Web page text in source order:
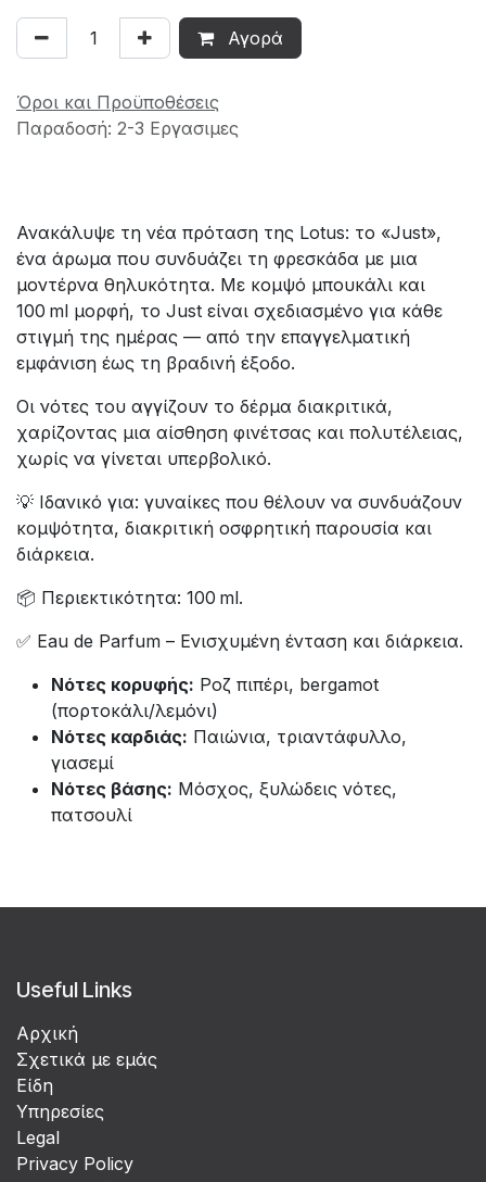
Αγορά
Όροι και Προϋποθέσεις
Παραδοσή: 2-3 Εργασιμες
Ανακάλυψε τη νέα πρόταση της Lotus­: το «Just»,
ένα άρωμα που συνδυάζει τη φρεσκάδα με μια
μοντέρνα θηλυκότητα. Με κομψό μπουκάλι και
100 ml μορφή, το Just είναι σχεδιασμένο για κάθε
στιγμή της ημέρας — από την επαγγελματική
εμφάνιση έως τη βραδινή έξοδο.
Οι νότες του αγγίζουν το δέρμα διακριτικά,
χαρίζοντας μια αίσθηση φινέτσας και πολυτέλειας,
χωρίς να γίνεται υπερβολικό.
💡 Ιδανικό για: γυναίκες που θέλουν να συνδυάζουν
κομψότητα, διακριτική οσφρητική παρουσία και
διάρκεια.
📦 Περιεκτικότητα: 100 ml.
✅ Eau de Parfum – Ενισχυμένη ένταση και διάρκεια.
Νότες κορυφής: Ροζ πιπέρι, bergamot
(πορτοκάλι/λεμόνι)
Νότες καρδιάς: Παιώνια, τριαντάφυλλο,
γιασεμί
Νότες βάσης: Μόσχος, ξυλώδεις νότες,
πατσουλί
Useful Links
Αρχική
Σχετικά με εμάς
Είδη
Υπηρεσίες
Legal
Privacy Policy